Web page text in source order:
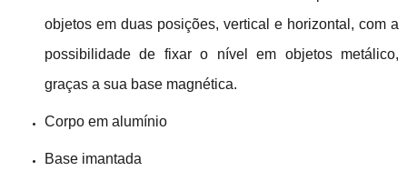
objetos em duas posições, vertical e horizontal, com a
possibilidade de fixar o nível em objetos metálico,
graças a sua base magnética.
Corpo em alumínio
Base imantada